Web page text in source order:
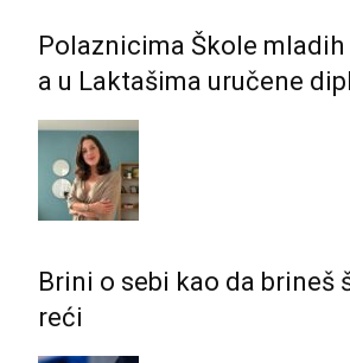
Polaznicima Škole mladih
a u Laktašima uručene
Brini o sebi kao da brineš
reći